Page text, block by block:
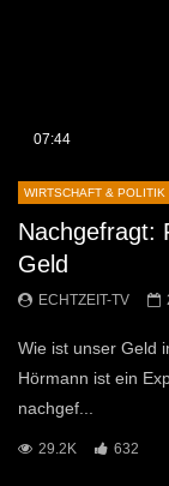
07:44
WIRTSCHAFT & POLITIK
Nachgefragt:
Geld
ECHTZEIT-TV
Wie ist unser Geld
Hörmann ist ein
nachgef...
29.2K 632